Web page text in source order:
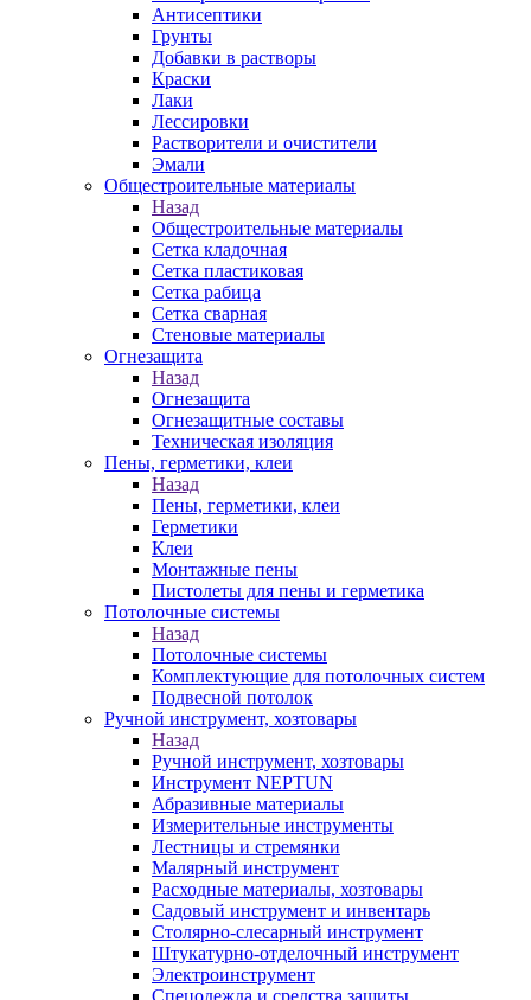
Антисептики
Грунты
Добавки в растворы
Краски
Лаки
Лессировки
Растворители и очистители
Эмали
Общестроительные материалы
Назад
Общестроительные материалы
Сетка кладочная
Сетка пластиковая
Сетка рабица
Сетка сварная
Стеновые материалы
Огнезащита
Назад
Огнезащита
Огнезащитные составы
Техническая изоляция
Пены, герметики, клеи
Назад
Пены, герметики, клеи
Герметики
Клеи
Монтажные пены
Пистолеты для пены и герметика
Потолочные системы
Назад
Потолочные системы
Комплектующие для потолочных систем
Подвесной потолок
Ручной инструмент, хозтовары
Назад
Ручной инструмент, хозтовары
Инструмент NEPTUN
Абразивные материалы
Измерительные инструменты
Лестницы и стремянки
Малярный инструмент
Расходные материалы, хозтовары
Садовый инструмент и инвентарь
Столярно-слесарный инструмент
Штукатурно-отделочный инструмент
Электроинструмент
Спецодежда и средства защиты